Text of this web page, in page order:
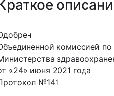
комиссией по
«24» июня 2021 года
№141